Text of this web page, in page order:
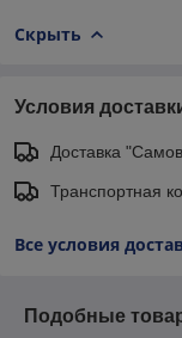
Скрыть
Условия
Доставка
Транспортная
Все условия
Подобные